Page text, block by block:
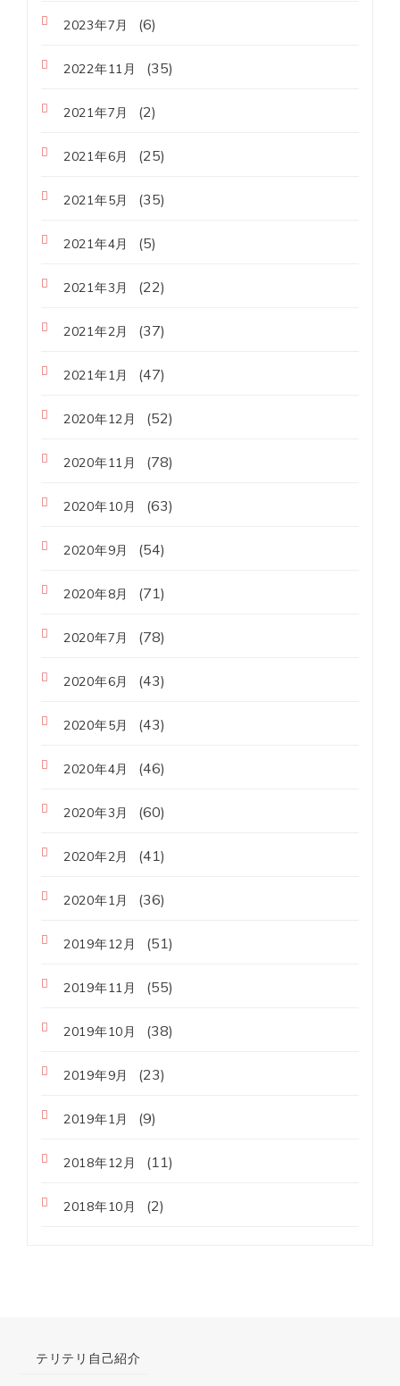
2023年7月 (6)
2022年11月 (35)
2021年7月 (2)
2021年6月 (25)
2021年5月 (35)
2021年4月 (5)
2021年3月 (22)
2021年2月 (37)
2021年1月 (47)
2020年12月 (52)
2020年11月 (78)
2020年10月 (63)
2020年9月 (54)
2020年8月 (71)
2020年7月 (78)
2020年6月 (43)
2020年5月 (43)
2020年4月 (46)
2020年3月 (60)
2020年2月 (41)
2020年1月 (36)
2019年12月 (51)
2019年11月 (55)
2019年10月 (38)
2019年9月 (23)
2019年1月 (9)
2018年12月 (11)
2018年10月 (2)
テリテリ自己紹介